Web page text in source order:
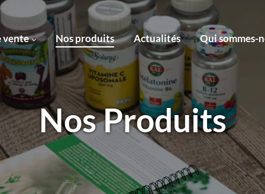
vente Nos produits Actualités Qui sommes-
Revendeurs
en ligne ›
Nos Produits